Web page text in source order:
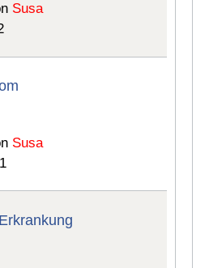
Susa
Susa